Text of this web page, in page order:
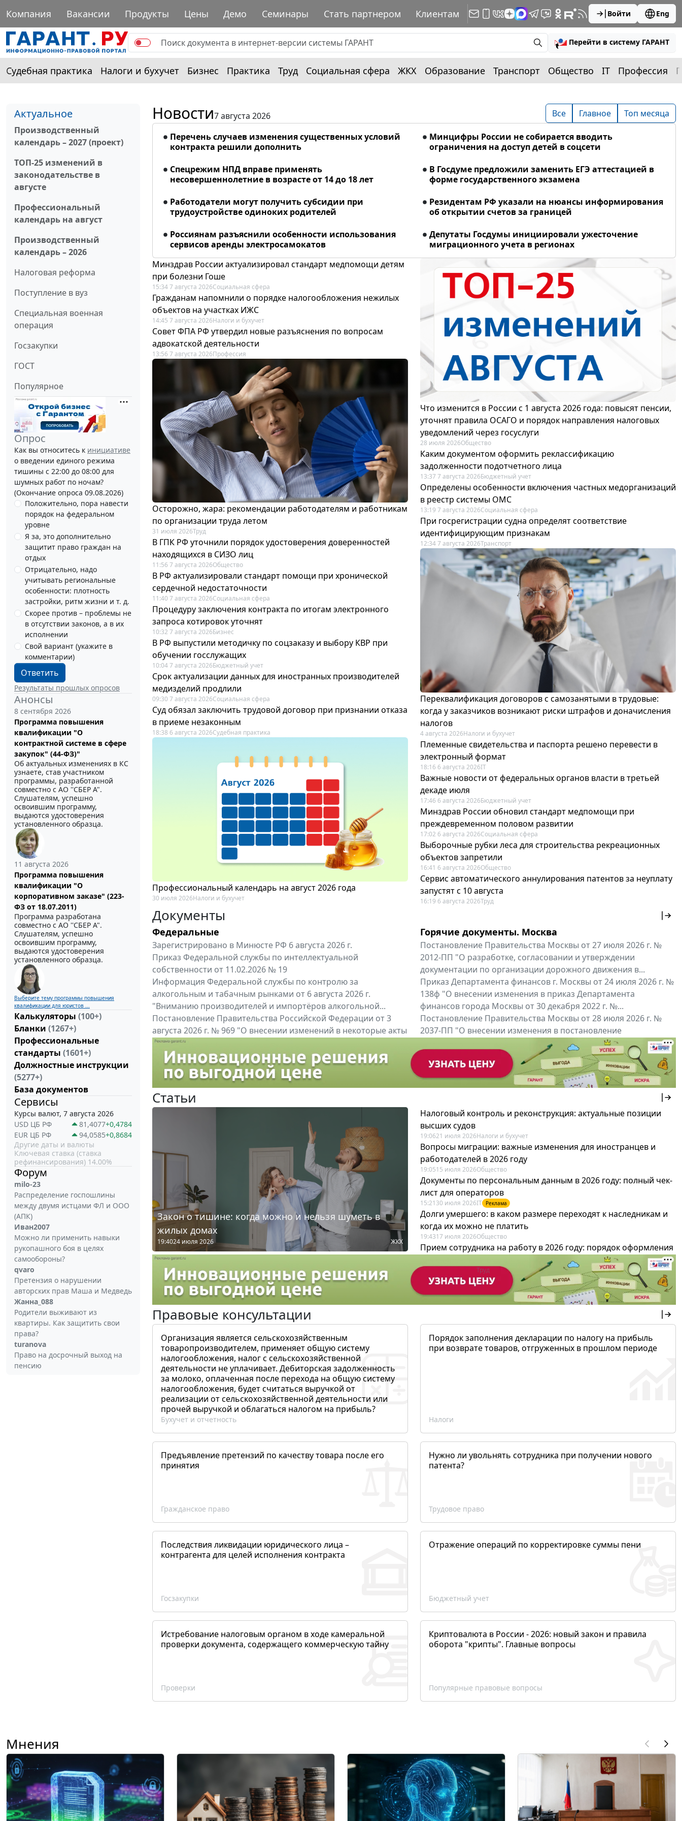
Компания Вакансии Продукты Цены Демо Семинары Стать партнером Клиентам Войти Eng
Перейти в систему ГАРАНТ
Судебная практика Налоги и бухучет Бизнес Практика Труд Социальная сфера ЖКХ Образование Транспорт Общество IT Профессия
Актуальное
Производственный
календарь – 2027 (проект)
ТОП-25 изменений в
законодательстве в
августе
Профессиональный
календарь на август
Производственный
календарь – 2026
Налоговая реформа
Поступление в вуз
Специальная военная
операция
Госзакупки
ГОСТ
Популярное
Опрос
Как вы относитесь к инициативе
о введении единого режима
тишины с 22:00 до 08:00 для
шумных работ по ночам?
(Окончание опроса 09.08.2026)
Положительно, пора навести
порядок на федеральном
уровне
Я за, это дополнительно
защитит право граждан на
отдых
Отрицательно, надо
учитывать региональные
особенности: плотность
застройки, ритм жизни и т. д.
Скорее против – проблемы не
в отсутствии законов, а в их
исполнении
Свой вариант (укажите в
комментарии)
Ответить
Результаты прошлых опросов
Анонсы
8 сентября 2026
Программа повышения
квалификации "О
контрактной системе в сфере
закупок" (44-ФЗ)"
Об актуальных изменениях в КС
узнаете, став участником
программы, разработанной
совместно с АО ''СБЕР А".
Слушателям, успешно
освоившим программу,
выдаются удостоверения
установленного образца.
11 августа 2026
Программа повышения
квалификации "О
корпоративном заказе" (223-
ФЗ от 18.07.2011)
Программа разработана
совместно с АО ''СБЕР А".
Слушателям, успешно
освоившим программу,
выдаются удостоверения
установленного образца.
Выберите тему программы повышения
квалификации для юристов ...
Калькуляторы (100+)
Бланки (1267+)
Профессиональные
стандарты (1601+)
Должностные инструкции
(5277+)
База документов
Сервисы
Курсы валют, 7 августа 2026
USD ЦБ РФ
81,4077+0,4784
EUR ЦБ РФ
94,0585+0,8684
Другие даты и валюты
Ключевая ставка (ставка
рефинансирования) 14.00%
Форум
milo-23
Распределение госпошлины
между двумя истцами ФЛ и ООО
(АПК)
Иван2007
Можно ли применить навыки
рукопашного боя в целях
самообороны?
qvaro
Претензия о нарушении
авторских прав Маша и Медведь
Жанна_088
Родители выживают из
квартиры. Как защитить свои
права?
turanova
Право на досрочный выход на
пенсию
Новости7 августа 2026 Все Главное Топ месяца
Перечень случаев изменения существенных условий
контракта решили дополнить
Минцифры России не собирается вводить
ограничения на доступ детей в соцсети
Спецрежим НПД вправе применять
несовершеннолетние в возрасте от 14 до 18 лет
В Госдуме предложили заменить ЕГЭ аттестацией в
форме государственного экзамена
Работодатели могут получить субсидии при
трудоустройстве одиноких родителей
Резидентам РФ указали на нюансы информирования
об открытии счетов за границей
Россиянам разъяснили особенности использования
сервисов аренды электросамокатов
Депутаты Госдумы инициировали ужесточение
миграционного учета в регионах
Минздрав России актуализировал стандарт медпомощи детям
при болезни Гоше
15:34 7 августа 2026Социальная сфера
Гражданам напомнили о порядке налогообложения нежилых
объектов на участках ИЖС
14:45 7 августа 2026Налоги и бухучет
Совет ФПА РФ утвердил новые разъяснения по вопросам
адвокатской деятельности
13:56 7 августа 2026Профессия
Осторожно, жара: рекомендации работодателям и работникам
по организации труда летом
31 июля 2026Труд
В ГПК РФ уточнили порядок удостоверения доверенностей
находящихся в СИЗО лиц
11:56 7 августа 2026Общество
В РФ актуализировали стандарт помощи при хронической
сердечной недостаточности
11:40 7 августа 2026Социальная сфера
Процедуру заключения контракта по итогам электронного
запроса котировок уточнят
10:32 7 августа 2026Бизнес
В РФ выпустили методичку по соцзаказу и выбору КВР при
обучении госслужащих
10:04 7 августа 2026Бюджетный учет
Срок актуализации данных для иностранных производителей
медизделий продлили
09:30 7 августа 2026Социальная сфера
Суд обязал заключить трудовой договор при признании отказа
в приеме незаконным
18:38 6 августа 2026Судебная практика
Профессиональный календарь на август 2026 года
30 июля 2026Налоги и бухучет
Что изменится в России с 1 августа 2026 года: повысят пенсии,
уточнят правила ОСАГО и порядок направления налоговых
уведомлений через госуслуги
28 июля 2026Общество
Каким документом оформить реклассификацию
задолженности подотчетного лица
13:37 7 августа 2026Бюджетный учет
Определены особенности включения частных медорганизаций
в реестр системы ОМС
13:19 7 августа 2026Социальная сфера
При госрегистрации судна определят соответствие
идентифицирующим признакам
12:34 7 августа 2026Транспорт
Переквалификация договоров с самозанятыми в трудовые:
когда у заказчиков возникают риски штрафов и доначисления
налогов
4 августа 2026Налоги и бухучет
Племенные свидетельства и паспорта решено перевести в
электронный формат
18:16 6 августа 2026IT
Важные новости от федеральных органов власти в третьей
декаде июля
17:46 6 августа 2026Бюджетный учет
Минздрав России обновил стандарт медпомощи при
преждевременном половом развитии
17:02 6 августа 2026Социальная сфера
Выборочные рубки леса для строительства рекреационных
объектов запретили
16:41 6 августа 2026Общество
Сервис автоматического аннулирования патентов за неуплату
запустят с 10 августа
16:19 6 августа 2026Труд
Документы
Федеральные
Зарегистрировано в Минюсте РФ 6 августа 2026 г.
Приказ Федеральной службы по интеллектуальной
собственности от 11.02.2026 № 19
Информация Федеральной службы по контролю за
алкогольным и табачным рынками от 6 августа 2026 г.
"Вниманию производителей и импортёров алкогольной...
Постановление Правительства Российской Федерации от 3
августа 2026 г. № 969 "О внесении изменений в некоторые акты
Правительства Российской Федерации"
Все федеральные документы
Горячие документы. Москва
Постановление Правительства Москвы от 27 июля 2026 г. №
2012-ПП "О разработке, согласовании и утверждении
документации по организации дорожного движения в...
Приказ Департамента финансов г. Москвы от 24 июля 2026 г. №
138ф "О внесении изменения в приказ Департамента
финансов города Москвы от 30 декабря 2022 г. №...
Постановление Правительства Москвы от 28 июля 2026 г. №
2037-ПП "О внесении изменения в постановление
Правительства Москвы от 26 июля 2011 г. № 334-ПП"
Все региональные документы Мой регион ...
Статьи
Закон о тишине: когда можно и нельзя шуметь в
жилых домах
19:4024 июля 2026 ЖКХ
Налоговый контроль и реконструкция: актуальные позиции
высших судов
19:0621 июля 2026Налоги и бухучет
Вопросы миграции: важные изменения для иностранцев и
работодателей в 2026 году
19:0515 июля 2026Общество
Документы по персональным данным в 2026 году: полный чек-
лист для операторов
15:21 30 июля 2026IT Реклама
Долги умершего: в каком размере переходят к наследникам и
когда их можно не платить
19:4317 июля 2026Общество
Прием сотрудника на работу в 2026 году: порядок оформления
12:28 Труд Реклама
Правовые консультации
Организация является сельскохозяйственным
товаропроизводителем, применяет общую систему
налогообложения, налог с сельскохозяйственной
деятельности не уплачивает. Дебиторская задолженность
за молоко, оплаченная после перехода на общую систему
налогообложения, будет считаться выручкой от
реализации от сельскохозяйственной деятельности или
прочей выручкой и облагаться налогом на прибыль?
Бухучет и отчетность
Порядок заполнения декларации по налогу на прибыль
при возврате товаров, отгруженных в прошлом периоде
Налоги
Предъявление претензий по качеству товара после его
принятия
Гражданское право
Нужно ли увольнять сотрудника при получении нового
патента?
Трудовое право
Последствия ликвидации юридического лица –
контрагента для целей исполнения контракта
Госзакупки
Отражение операций по корректировке суммы пени
Бюджетный учет
Истребование налоговым органом в ходе камеральной
проверки документа, содержащего коммерческую тайну
Проверки
Криптовалюта в России - 2026: новый закон и правила
оборота "крипты". Главные вопросы
Популярные правовые вопросы
Мнения